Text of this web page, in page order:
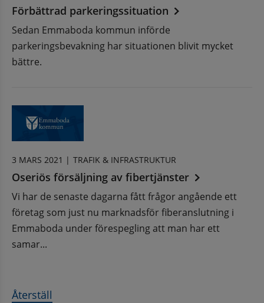
Förbättrad parkeringssituation
Sedan Emmaboda kommun införde
parkeringsbevakning har situationen blivit mycket
bättre.
3 MARS 2021 | TRAFIK & INFRASTRUKTUR
Oseriös försäljning av fibertjänster
Vi har de senaste dagarna fått frågor angående ett
företag som just nu marknadsför fiberanslutning i
Emmaboda under förespegling att man har ett
samar...
Återställ